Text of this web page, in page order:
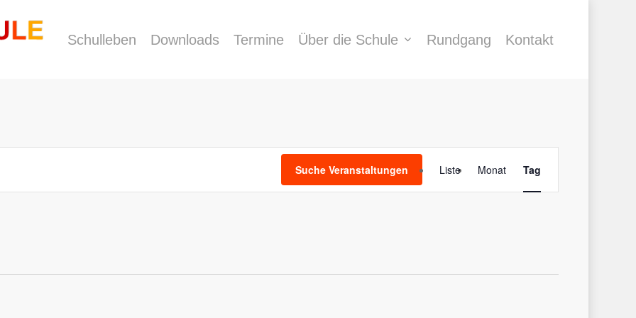
Schulleben Downloads Termine Über die Schule Rundgang Kontakt
Suche Veranstaltungen
Ansichten-
Liste Monat Tag